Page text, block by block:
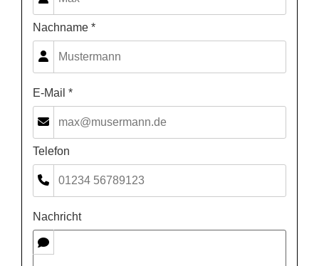
Nachname *
E-Mail *
Telefon
Nachricht